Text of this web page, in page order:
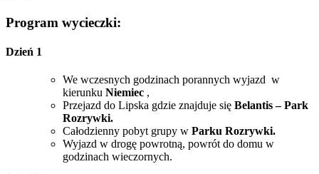
Program wycieczki:
Dzień 1
We wczesnych godzinach porannych wyjazd w
kierunku Niemiec ,
Przejazd do Lipska gdzie znajduje się Belantis – Park
Rozrywki.
Całodzienny pobyt grupy w Parku Rozrywki.
Wyjazd w drogę powrotną, powrót do domu w
godzinach wieczornych.